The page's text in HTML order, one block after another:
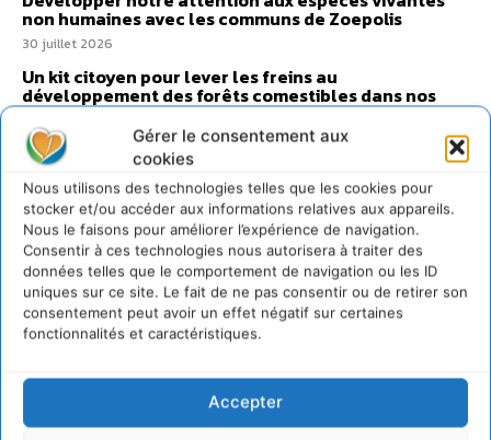
Gérer le consentement aux
cookies
Nous utilisons des technologies telles que les cookies pour
stocker et/ou accéder aux informations relatives aux appareils.
Nous le faisons pour améliorer l’expérience de navigation.
Consentir à ces technologies nous autorisera à traiter des
données telles que le comportement de navigation ou les ID
uniques sur ce site. Le fait de ne pas consentir ou de retirer son
consentement peut avoir un effet négatif sur certaines
fonctionnalités et caractéristiques.
Accepter
non humaines avec les communs de Zoepolis
30 juillet 2026
Un kit citoyen pour lever les freins au
développement des forêts comestibles dans nos
villes
29 juillet 2026
L’éco-anxiété informe et l’éco-lucidité transforme
28 juillet 2026
7 indicateurs pour des villes résilientes et durables,
adaptées au changement climatique
27 juillet 2026